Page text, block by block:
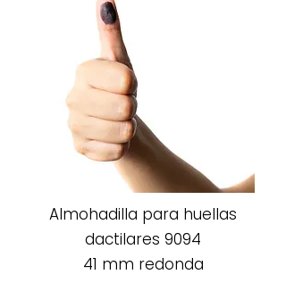
Almohadilla para huellas
dactilares 9094
41 mm redonda